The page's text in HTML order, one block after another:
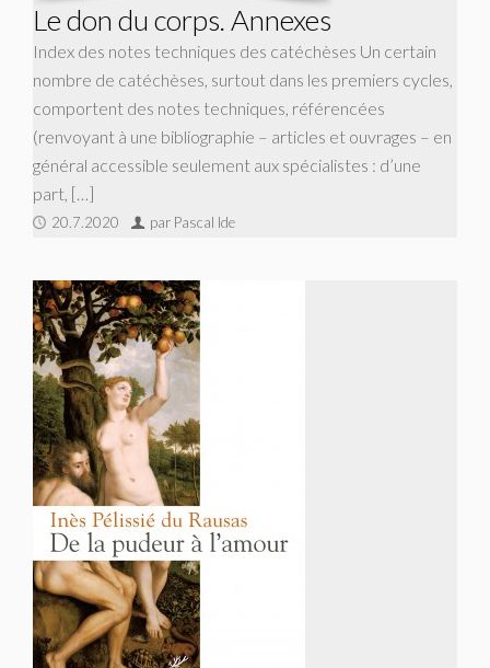
Le don du corps. Annexes
Index des notes techniques des catéchèses Un certain
nombre de catéchèses, surtout dans les premiers cycles,
comportent des notes techniques, référencées
(renvoyant à une bibliographie – articles et ouvrages – en
général accessible seulement aux spécialistes : d’une
part, […]
20.7.2020 par Pascal Ide